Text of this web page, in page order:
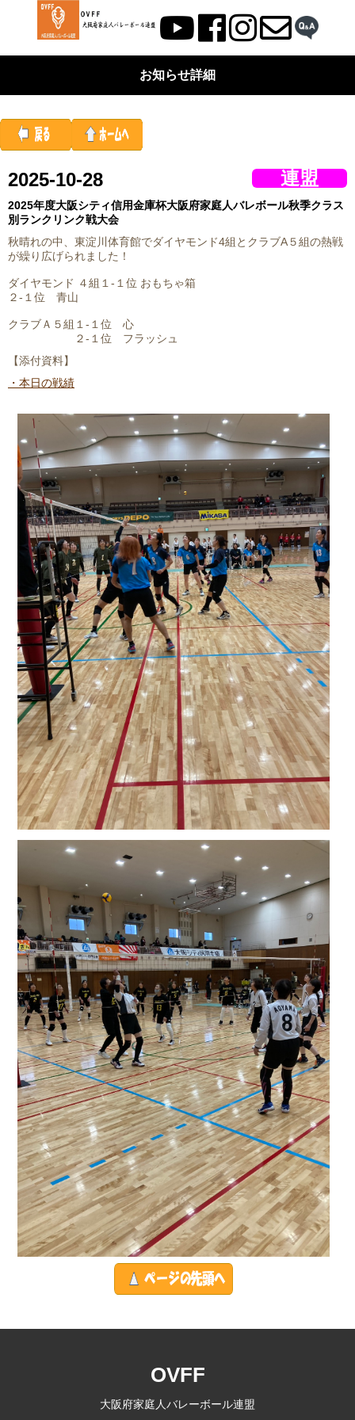
お知らせ詳細
2025-10-28 連盟
2025年度大阪シティ信用金庫杯大阪府家庭人バレボール秋季クラス
別ランクリンク戦大会
秋晴れの中、東淀川体育館でダイヤモンド4組とクラブA５組の熱戦
が繰り広げられました！
ダイヤモンド ４組１-１位 おもちゃ箱
２-１位 青山
クラブＡ５組１-１位 心
２-１位 フラッシュ
【添付資料】
・本日の戦績
OVFF
大阪府家庭人バレーボール連盟